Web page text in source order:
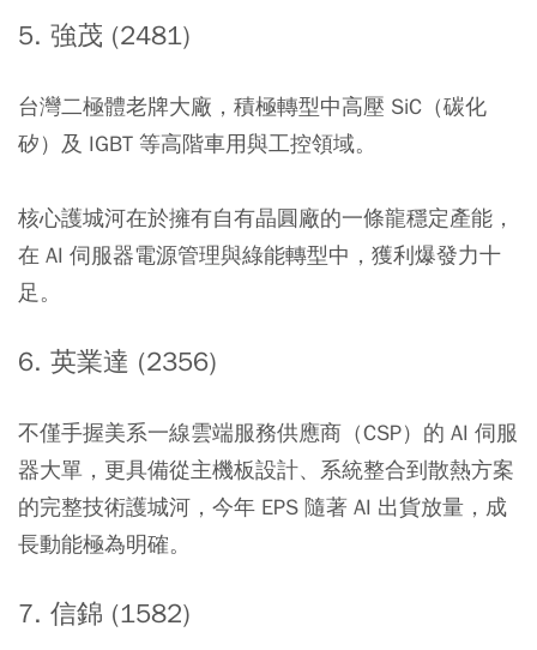
5. 強茂 (2481)
台灣二極體老牌大廠，積極轉型中高壓 SiC（碳化
矽）及 IGBT 等高階車用與工控領域。
核心護城河在於擁有自有晶圓廠的一條龍穩定產能，
在 AI 伺服器電源管理與綠能轉型中，獲利爆發力十
足。
6. 英業達 (2356)
不僅手握美系一線雲端服務供應商（CSP）的 AI 伺服
器大單，更具備從主機板設計、系統整合到散熱方案
的完整技術護城河，今年 EPS 隨著 AI 出貨放量，成
長動能極為明確。
7. 信錦 (1582)